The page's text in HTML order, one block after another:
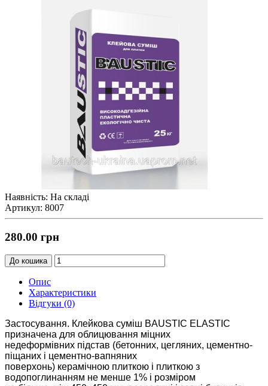
Наявність: На складі
Артикул: 8007
280.00 грн
До кошика
Опис
Характеристики
Відгуки (0)
Застосування. Клейкова суміш BAUSTIC ELASTIC
призначена для облицювання міцних
недеформівних підстав (бетонних, цегляних, цементно-
піщаних і цементно-вапняних
поверхонь) керамічною плиткою і плиткою з
водопоглинанням не менше 1% і розміром